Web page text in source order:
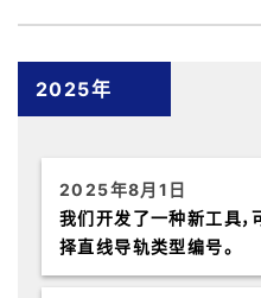
2025年
2025年8月1日
我们开发了一种新工具
择直线导轨类型编号。